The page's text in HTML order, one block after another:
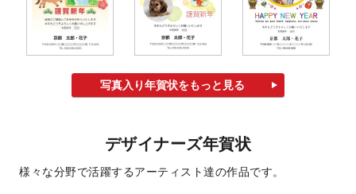
写真入り年賀状をもっと見る
デザイナーズ年賀状
様々な分野で活躍するアーティスト達の作品です。